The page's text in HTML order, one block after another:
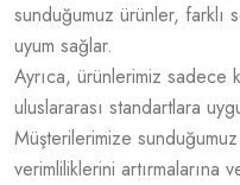
sunduğumuz ürünler, farklı
uyum sağlar.
Ayrıca, ürünlerimiz sadece
uluslararası standartlara
Müşterilerimize
verimliliklerini artırmalarına